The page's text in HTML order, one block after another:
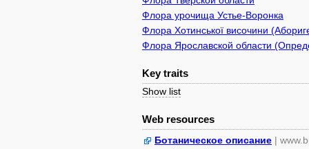
Флора урочища Устье-Воронка
Флора Хотинської височини
Флора Ярославской области
Key traits
Show list
Web resources
Ботаническое описание |